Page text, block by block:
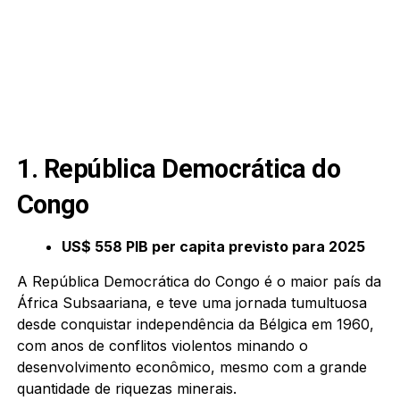
1. República Democrática do
Congo
US$ 558 PIB per capita previsto para 2025
A República Democrática do Congo é o maior país da
África Subsaariana, e teve uma jornada tumultuosa
desde conquistar independência da Bélgica em 1960,
com anos de conflitos violentos minando o
desenvolvimento econômico, mesmo com a grande
quantidade de riquezas minerais.